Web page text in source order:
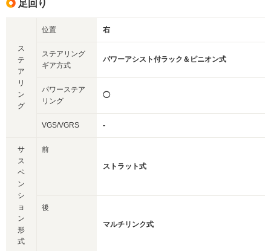
足回り
ス
テ
ア
リ
ン
グ
位置 右
ステアリング
ギア方式
パワーアシスト付ラック＆ピニオン式
パワーステア
リング
◯
VGS/VGRS -
サ
ス
ペ
ン
シ
ョ
ン
形
式
前
ストラット式
後
マルチリンク式